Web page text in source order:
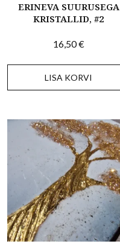
ERINEVA SUURUSEGA
KRISTALLID, #2
16,50€
LISA KORVI